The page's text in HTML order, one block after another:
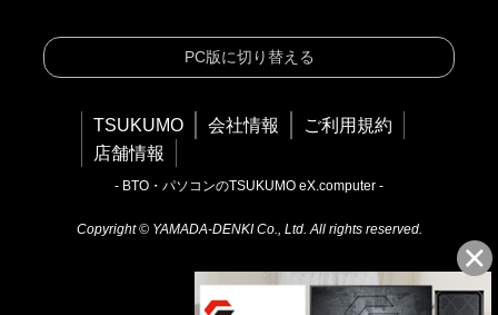
PC版に切り替える
TSUKUMO 会社情報
ご利用規約
店舗情報
- BTO・パソコンのTSUKUMO eX.computer -
Copyright © YAMADA-DENKI Co., Ltd. All rights reserved.